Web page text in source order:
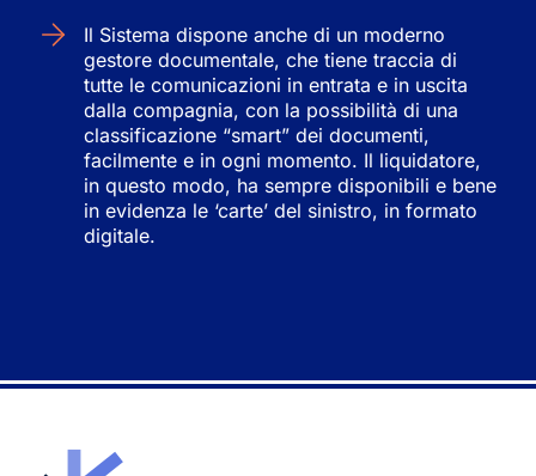
Il Sistema dispone anche di un moderno
gestore documentale, che tiene traccia di
tutte le comunicazioni in entrata e in uscita
dalla compagnia, con la possibilità di una
classificazione “smart” dei documenti,
facilmente e in ogni momento. Il liquidatore,
in questo modo, ha sempre disponibili e bene
in evidenza le ‘carte’ del sinistro, in formato
digitale.